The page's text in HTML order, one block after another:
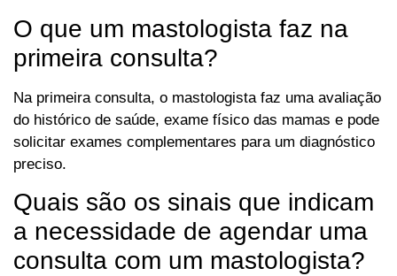
O que um mastologista faz na
primeira consulta?
Na primeira consulta, o mastologista faz uma avaliação
do histórico de saúde, exame físico das mamas e pode
solicitar exames complementares para um diagnóstico
preciso.
Quais são os sinais que indicam
a necessidade de agendar uma
consulta com um mastologista?